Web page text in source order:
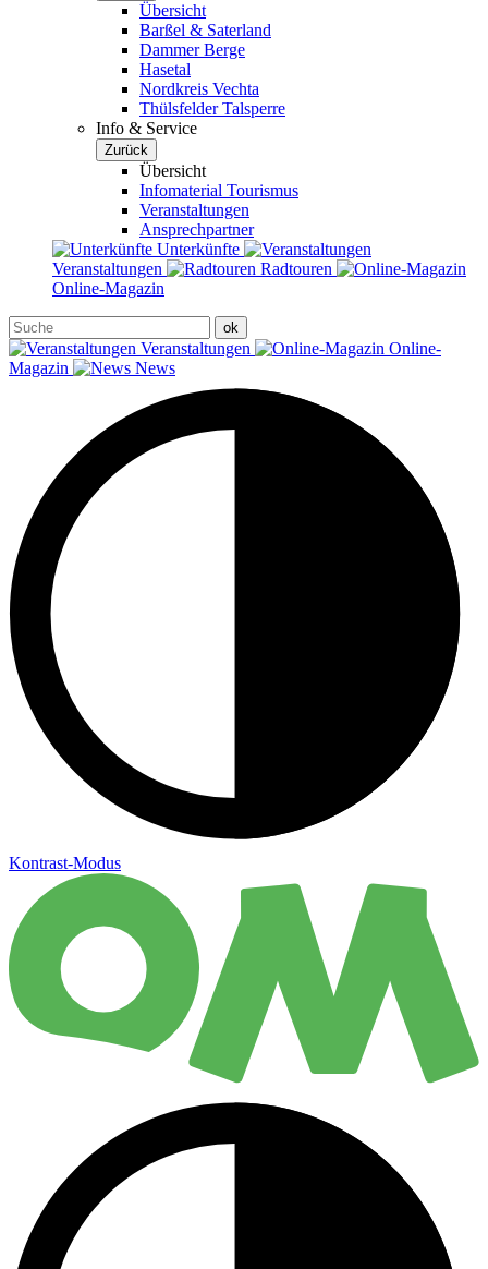
Übersicht
Barßel & Saterland
Dammer Berge
Hasetal
Nordkreis Vechta
Thülsfelder Talsperre
Info & Service
Zurück
Übersicht
Infomaterial Tourismus
Veranstaltungen
Ansprechpartner
Unterkünfte
Veranstaltungen
Radtouren
Online-Magazin
Veranstaltungen
Online-
Magazin
News
Kontrast-Modus